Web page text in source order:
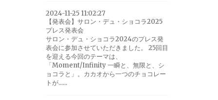
2024-11-25 11:02:27
【発表会】サロン・デュ・ショコラ2025
プレス発表会
サロン・デュ・ショコラ2024のプレス発
表会に参加させていただきました。 25回目
を迎える今回のテーマは、
「Moment/Infinity 一瞬と、無限と、シ
ョコラと」。カカオから一つのチョコレー
トが......